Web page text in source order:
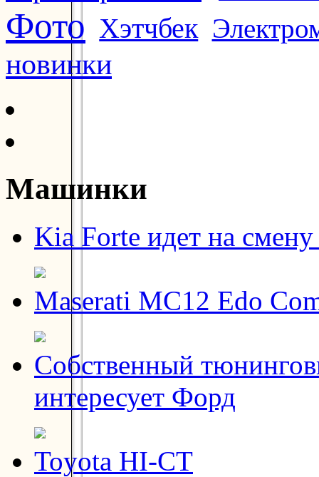
Фото Хэтчбек
новинки
Машинки
Kia Forte идет на
Maserati MC12 Edo
Собственный
интересует Форд
Toyota HI-CT